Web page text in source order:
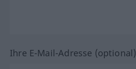
Ihre E-Mail-Adresse (optional)